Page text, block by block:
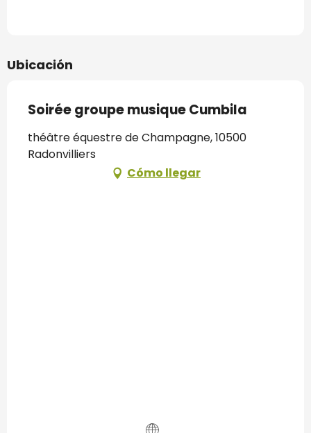
Ubicación
Soirée groupe musique Cumbila
théâtre équestre de Champagne, 10500
Radonvilliers
Cómo llegar